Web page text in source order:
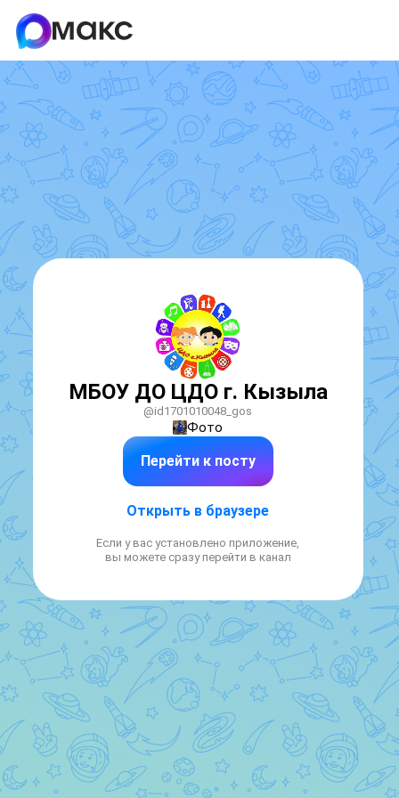
МБОУ ДО ЦДО г. Кызыла
@id1701010048_gos
Фото
Перейти к посту
Открыть в браузере
Если у вас установлено приложение,
вы можете сразу перейти в канал